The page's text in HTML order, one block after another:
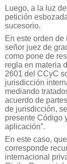
Luego, a la luz
petición
sucesorio.
En este orden de
señor juez de
como pone de
regla en materia
2601 del CCyC
jurisdicción
mediando
acuerdo de
de jurisdicción,
presente Código
aplicación”.
En este caso,
corresponde
internacional